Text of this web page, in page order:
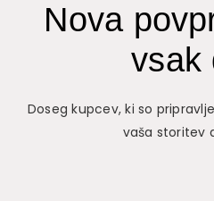
Nova
vsak
Doseg kupcev, ki so
vaša storitev